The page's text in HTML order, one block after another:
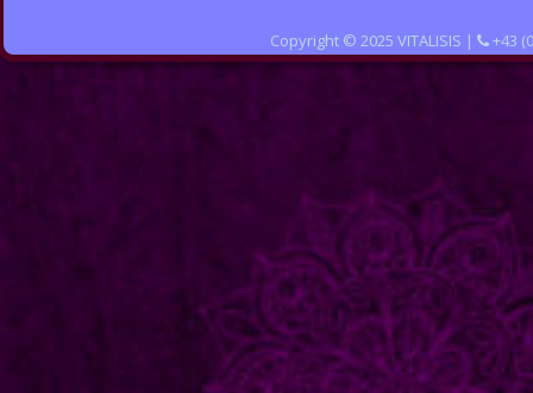
Copyright © 2025 VITALISIS |  +43